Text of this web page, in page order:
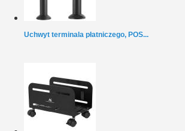
Uchwyt terminala płatniczego, POS...